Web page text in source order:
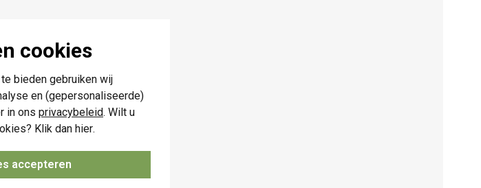
cookies
bieden gebruiken wij
en (gepersonaliseerde)
in ons privacybeleid. Wilt u
Klik dan hier.
accepteren